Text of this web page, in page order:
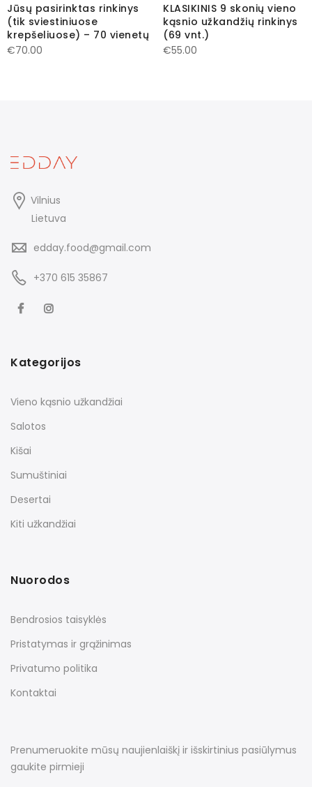
Jūsų pasirinktas rinkinys
(tik sviestiniuose
krepšeliuose) – 70 vienetų
€70.00
KLASIKINIS 9 skonių vieno
kąsnio užkandžių rinkinys
(69 vnt.)
€55.00
Vilnius
Lietuva
edday.food@gmail.com
+370 615 35867
Kategorijos
Vieno kąsnio užkandžiai
Salotos
Kišai
Sumuštiniai
Desertai
Kiti užkandžiai
Nuorodos
Bendrosios taisyklės
Pristatymas ir grąžinimas
Privatumo politika
Kontaktai
Prenumeruokite mūsų naujienlaiškį ir išskirtinius pasiūlymus
gaukite pirmieji